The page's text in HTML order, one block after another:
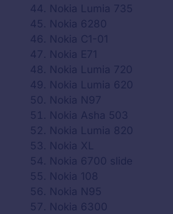
Nokia Lumia 735
Nokia 6280
Nokia C1-01
Nokia E71
Nokia Lumia 720
Nokia Lumia 620
Nokia N97
Nokia Asha 503
Nokia Lumia 820
Nokia XL
Nokia 6700 slide
Nokia 108
Nokia N95
Nokia 6300